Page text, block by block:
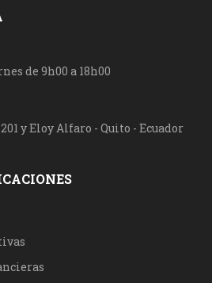
de 9h00 a 18h00
y Eloy Alfaro - Quito - Ecuador